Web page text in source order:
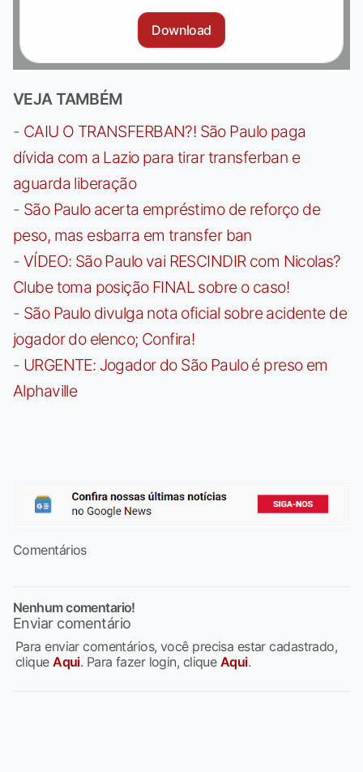
Download
VEJA TAMBÉM
- CAIU O TRANSFERBAN?! São Paulo paga
dívida com a Lazio para tirar transferban e
aguarda liberação
- São Paulo acerta empréstimo de reforço de
peso, mas esbarra em transfer ban
- VÍDEO: São Paulo vai RESCINDIR com Nicolas?
Clube toma posição FINAL sobre o caso!
- São Paulo divulga nota oficial sobre acidente de
jogador do elenco; Confira!
- URGENTE: Jogador do São Paulo é preso em
Alphaville
Comentários
Nenhum comentario!
Enviar comentário
Para enviar comentários, você precisa estar cadastrado,
cliqueAqui. Para fazer login, clique Aqui.